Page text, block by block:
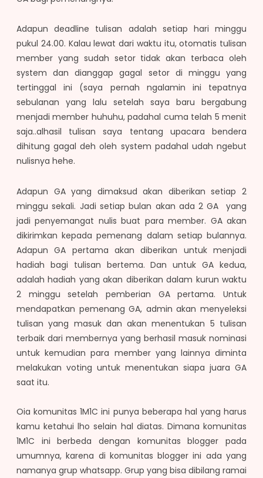
Adapun deadline tulisan adalah setiap hari minggu
pukul 24.00. Kalau lewat dari waktu itu, otomatis tulisan
member yang sudah setor tidak akan terbaca oleh
system dan dianggap gagal setor di minggu yang
tertinggal ini (saya pernah ngalamin ini tepatnya
sebulanan yang lalu setelah saya baru bergabung
menjadi member huhuhu, padahal cuma telah 5 menit
saja..alhasil tulisan saya tentang upacara bendera
dihitung gagal deh oleh system padahal udah ngebut
nulisnya hehe.
Adapun GA yang dimaksud akan diberikan setiap 2
minggu sekali. Jadi setiap bulan akan ada 2 GA yang
jadi penyemangat nulis buat para member. GA akan
dikirimkan kepada pemenang dalam setiap bulannya.
Adapun GA pertama akan diberikan untuk menjadi
hadiah bagi tulisan bertema. Dan untuk GA kedua,
adalah hadiah yang akan diberikan dalam kurun waktu
2 minggu setelah pemberian GA pertama. Untuk
mendapatkan pemenang GA, admin akan menyeleksi
tulisan yang masuk dan akan menentukan 5 tulisan
terbaik dari membernya yang berhasil masuk nominasi
untuk kemudian para member yang lainnya diminta
melakukan voting untuk menentukan siapa juara GA
saat itu.
Oia komunitas 1M1C ini punya beberapa hal yang harus
kamu ketahui lho selain hal diatas. Dimana komunitas
1M1C ini berbeda dengan komunitas blogger pada
umumnya, karena di komunitas blogger ini ada yang
namanya grup whatsapp. Grup yang bisa dibilang ramai